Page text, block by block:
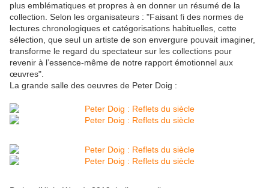
plus emblématiques et propres à en donner un résumé de la
collection. Selon les organisateurs : "Faisant fi des normes de
lectures chronologiques et catégorisations habituelles, cette
sélection, que seul un artiste de son envergure pouvait imaginer,
transforme le regard du spectateur sur les collections pour
revenir à l’essence-même de notre rapport émotionnel aux
œuvres".
La grande salle des oeuvres de Peter Doig :